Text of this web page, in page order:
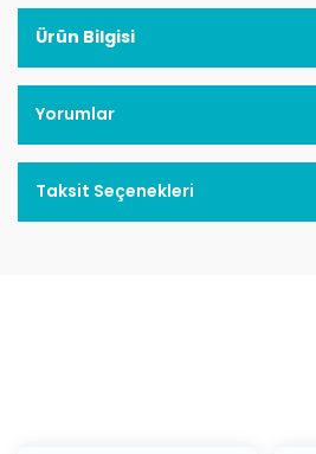
Ürün Bilgisi
Yorumlar
Taksit Seçenekleri